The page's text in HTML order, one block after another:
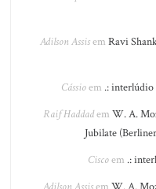
Adilson Assisem Ravi
Cássioem .: interlúdio
Raif Haddadem W. A.
Jubilate
Ciscoem .: